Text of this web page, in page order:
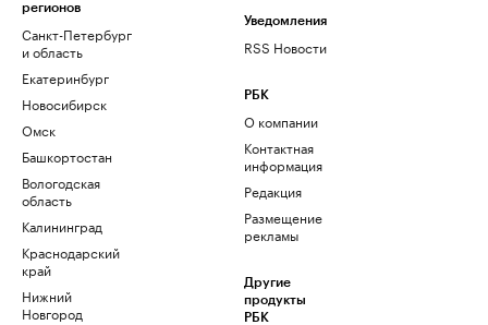
регионов
Санкт-Петербург
и область
Екатеринбург
Новосибирск
Омск
Башкортостан
Вологодская
область
Калининград
Краснодарский
край
Нижний
Новгород
Уведомления
RSS Новости
РБК
О компании
Контактная
информация
Редакция
Размещение
рекламы
Другие
продукты
РБК